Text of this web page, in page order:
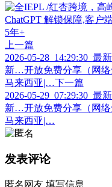
上一篇
2026-05-28_14:29:30_
新…开放免费分享（网络
马来西亚|… 下一篇
2026-05-29_07:29:30_
新…开放免费分享（网络
马来西亚|…
发表评论
匿名网友 填写信息